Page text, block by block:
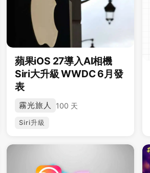
蘋果iOS 27導入AI相機
Siri大升級 WWDC 6月發
表
霧光旅人 100 天
Siri升級